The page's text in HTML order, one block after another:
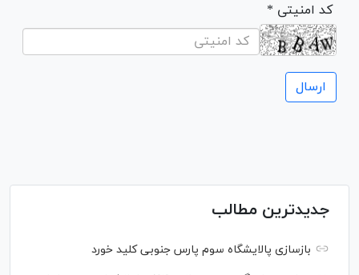
* کد امنیتی
جدیدترین مطالب
بازسازی پالایشگاه سوم پارس جنوبی کلید خورد